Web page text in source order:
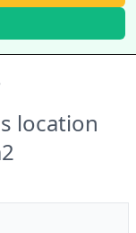
location